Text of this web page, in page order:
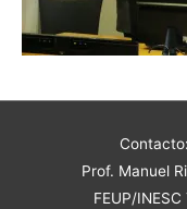
Contacto:
Prof. Manuel
FEUP/INESC